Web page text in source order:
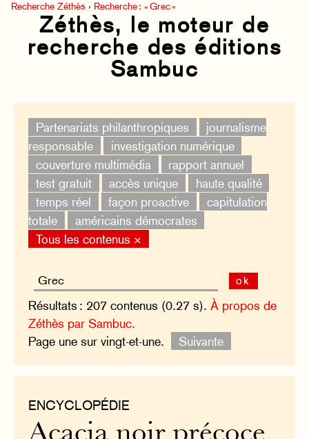
Recherche Zéthès › Recherche : « Grec »
Zéthès, le moteur de
recherche des éditions
Sambuc
Partenariats philanthropiques
journalisme
responsable
investigation numérique
couverture multimédia
rapport annuel
test gratuit
accès unique
haute qualité
temps réel
façon proactive
capitulation
totale
américains démocrates
Tous les contenus ×
ok
Résultats : 207 contenus (0.27 s).À propos de
Zéthès par Sambuc.
Page une sur vingt-et-une.
Suivante
ENCYCLOPÉDIE